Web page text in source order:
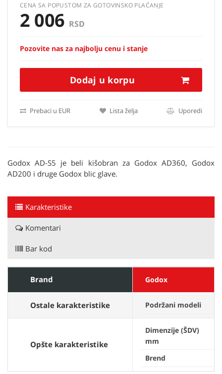
CENA SA POPUSTOM ZA GOTOVINSKO PLAĆANJE
2 006 RSD
Pozovite nas za najbolju cenu i stanje
Dodaj u korpu
Prebaci u EUR Lista želja Uporedi
Godox AD-S5 je beli kišobran za Godox AD360, Godox
AD200 i druge Godox blic glave.
Karakteristike
Komentari
Bar kod
Brand Godox
Ostale karakteristike Podržani modeli
Opšte karakteristike
Dimenzije (ŠDV)
mm
Brend